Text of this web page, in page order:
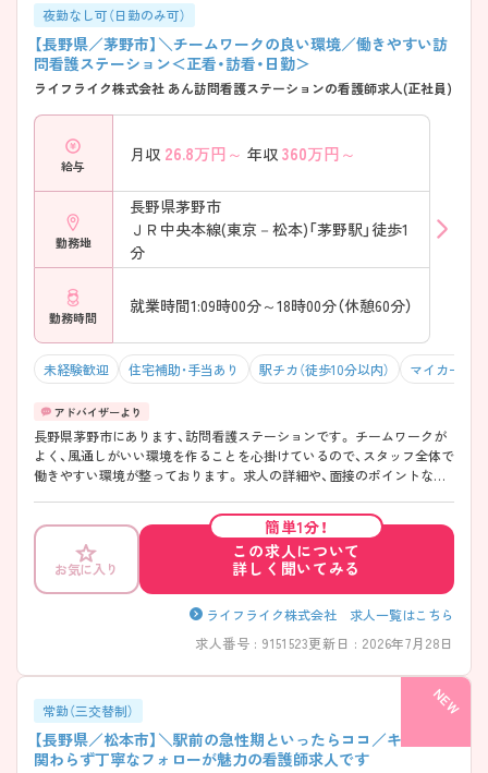
夜勤なし可（日勤のみ可）
【長野県／茅野市】＼チームワークの良い環境／働きやすい訪
問看護ステーション＜正看・訪看・日勤＞
ライフライク株式会社 あん訪問看護ステーションの看護師求人(正社員)
給与
月収 26.8万円～ 年収 360万円～
勤務地
長野県茅野市
ＪＲ中央本線(東京－松本)「茅野駅」徒歩1
分
勤務時間
就業時間1:09時00分～18時00分（休憩60分）
未経験歓迎 住宅補助・手当あり 駅チカ（徒歩10分以内） マイカー通
長野県茅野市にあります、訪問看護ステーションです。 チームワークが
よく、風通しがいい環境を作ることを心掛けているので、スタッフ全体で
働きやすい環境が整っております。 求人の詳細や、面接のポイントなど
お気に入り
簡単1分！
この求人について
詳しく聞いてみる
ライフライク株式会社 求人一覧はこちら
求人番号 : 9151523更新日 : 2026年7月28日
常勤（三交替制）
【長野県／松本市】＼駅前の急性期といったらココ／キャリア
関わらず丁寧なフォローが魅力の看護師求人です